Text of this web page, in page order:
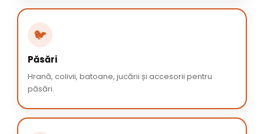
🐦
Păsări
Hrană, colivii, batoane, jucării și accesorii pentru
păsări.